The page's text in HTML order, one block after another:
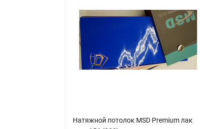
Натяжной потолок MSD Premium лак